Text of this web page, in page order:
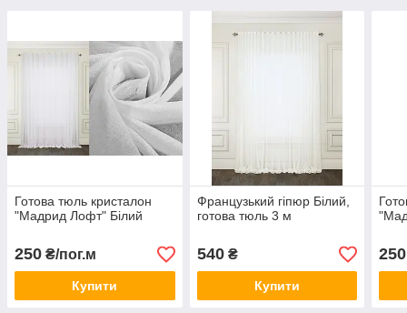
Готова тюль кристалон
"Мадрид Лофт" Білий
250 ₴/пог.м
Купити
Французький гіпюр Білий,
готова тюль 3 м
540₴
Купити
250